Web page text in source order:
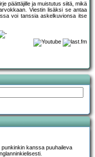
päättäjille ja muistutus siitä, mikä
Viestin lisäksi se antaa
voi tanssia askelkuvionsa itse
kanssa puuhaileva